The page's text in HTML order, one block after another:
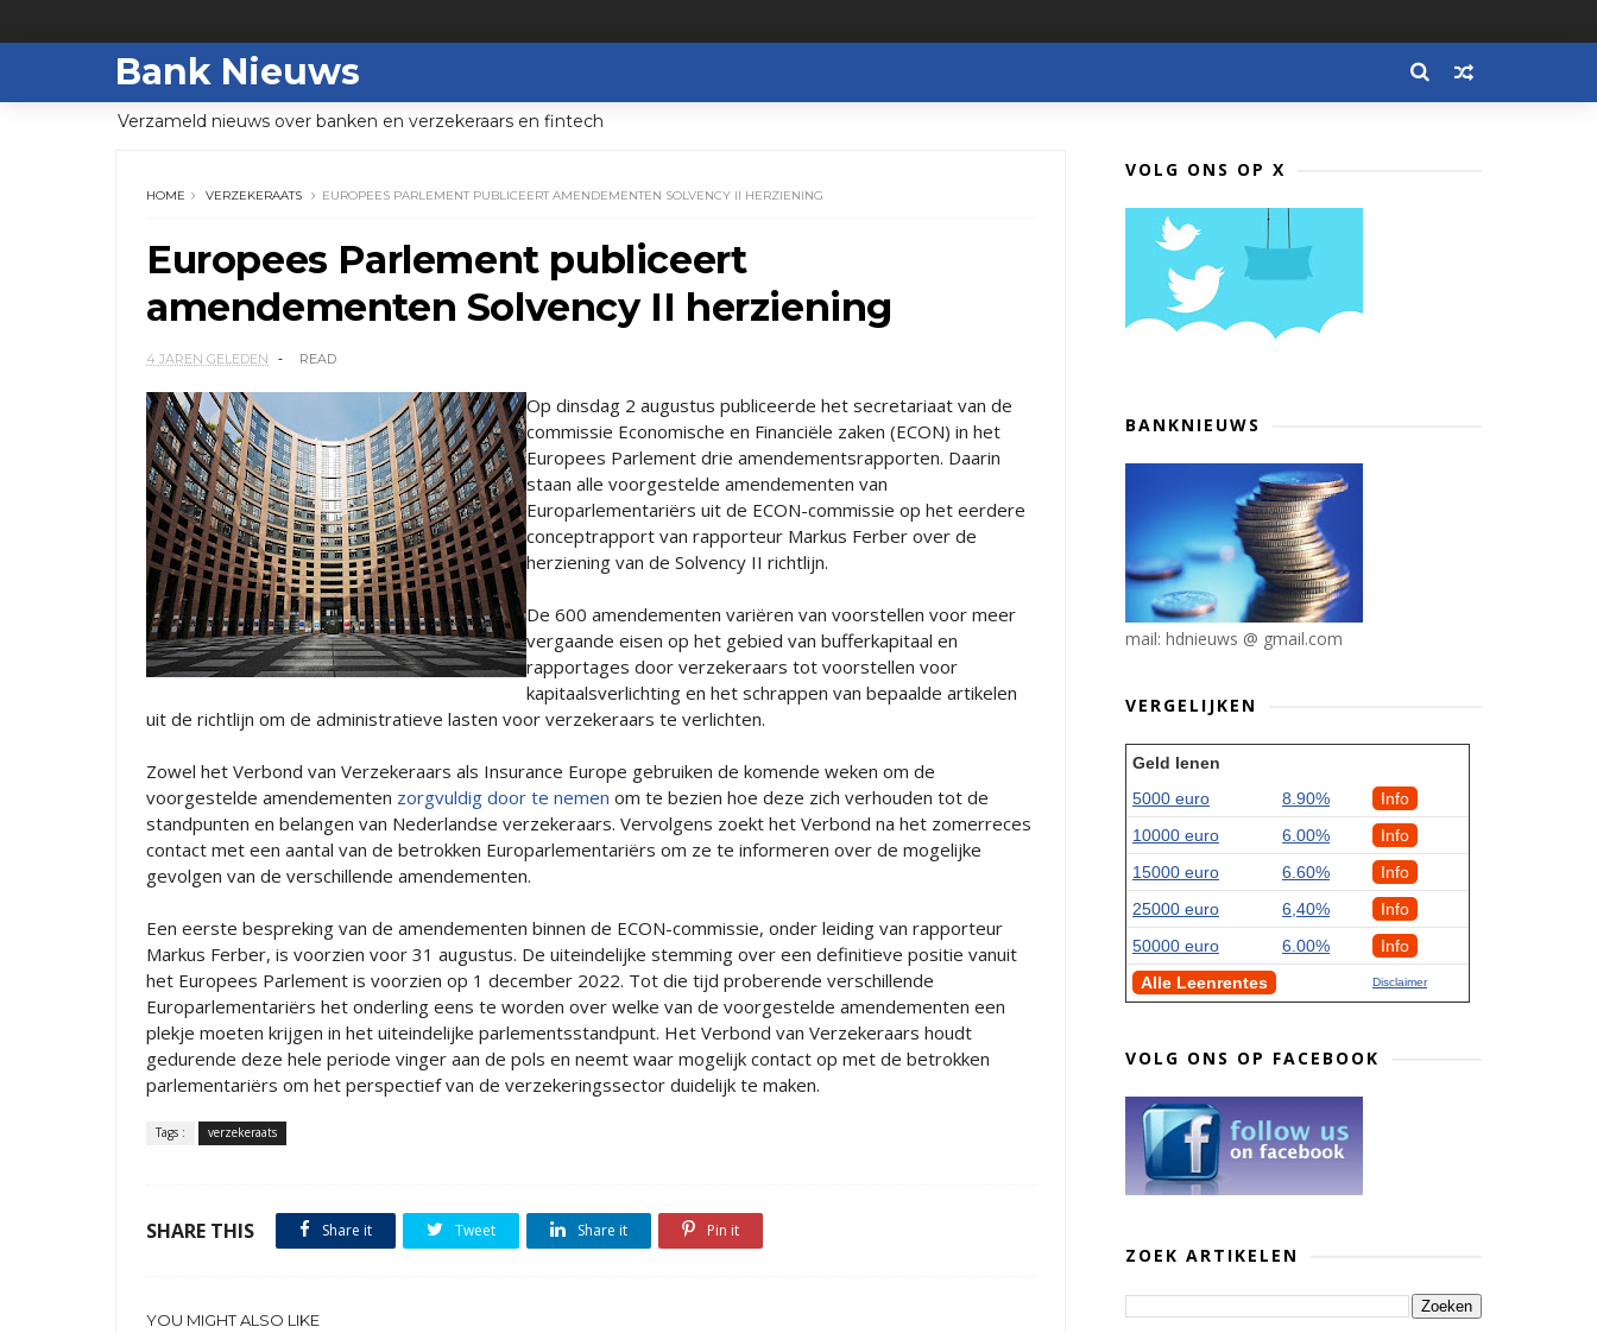
Bank Nieuws
Verzameld nieuws over banken en verzekeraars en fintech
HOME VERZEKERAATS EUROPEES PARLEMENT PUBLICEERT AMENDEMENTEN SOLVENCY II HERZIENING
Europees Parlement publiceert
amendementen Solvency II herziening
4 JAREN GELEDEN READ
Op dinsdag 2 augustus publiceerde het secretariaat van de
commissie Economische en Financiële zaken (ECON) in het
Europees Parlement drie amendementsrapporten. Daarin
staan alle voorgestelde amendementen van
Europarlementariërs uit de ECON-commissie op het eerdere
conceptrapport van rapporteur Markus Ferber over de
herziening van de Solvency II richtlijn.
De 600 amendementen variëren van voorstellen voor meer
vergaande eisen op het gebied van bufferkapitaal en
rapportages door verzekeraars tot voorstellen voor
kapitaalsverlichting en het schrappen van bepaalde artikelen
uit de richtlijn om de administratieve lasten voor verzekeraars te verlichten.
Zowel het Verbond van Verzekeraars als Insurance Europe gebruiken de komende weken om de
voorgestelde amendementen zorgvuldig door te nemen om te bezien hoe deze zich verhouden tot de
standpunten en belangen van Nederlandse verzekeraars. Vervolgens zoekt het Verbond na het zomerreces
contact met een aantal van de betrokken Europarlementariërs om ze te informeren over de mogelijke
gevolgen van de verschillende amendementen.
Een eerste bespreking van de amendementen binnen de ECON-commissie, onder leiding van rapporteur
Markus Ferber, is voorzien voor 31 augustus. De uiteindelijke stemming over een definitieve positie vanuit
het Europees Parlement is voorzien op 1 december 2022. Tot die tijd proberende verschillende
Europarlementariërs het onderling eens te worden over welke van de voorgestelde amendementen een
plekje moeten krijgen in het uiteindelijke parlementsstandpunt. Het Verbond van Verzekeraars houdt
gedurende deze hele periode vinger aan de pols en neemt waar mogelijk contact op met de betrokken
parlementariërs om het perspectief van de verzekeringssector duidelijk te maken.
Tags : verzekeraats
SHARE THIS Share it Tweet Share it Pin it
YOU MIGHT ALSO LIKE
VOLG ONS OP X
BANKNIEUWS
mail: hdnieuws @ gmail.com
VERGELIJKEN
Geld lenen
5000 euro
8.90%
Info
10000 euro
6.00%
Info
15000 euro
6.60%
Info
25000 euro
6,40%
Info
50000 euro
6.00%
Info
Alle Leenrentes
Disclaimer
VOLG ONS OP FACEBOOK
ZOEK ARTIKELEN